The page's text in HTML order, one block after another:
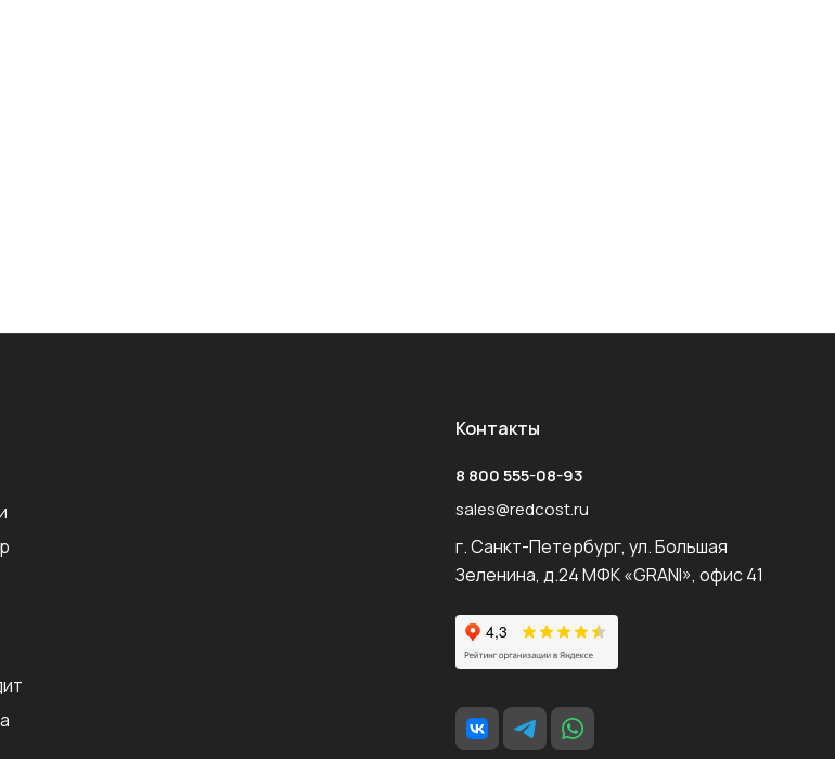
Контакты
8 800 555-08-93
sales@redcost.ru
г. Санкт-Петербург, ул. Большая
Зеленина, д.24 МФК «GRANI», офис 41